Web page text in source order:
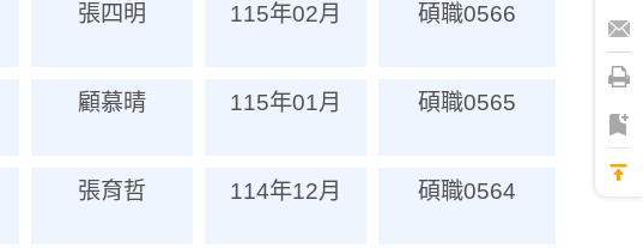
張四明 115年02月 碩職0566
顧慕晴 115年01月 碩職0565
張育哲 114年12月 碩職0564